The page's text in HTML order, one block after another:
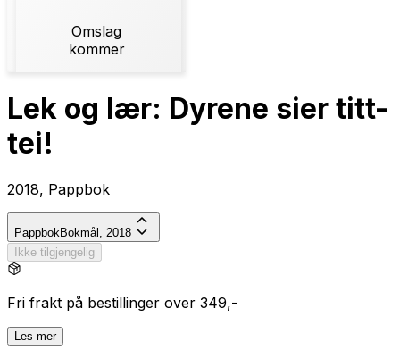
Omslag
kommer
Lek og lær: Dyrene sier titt-
tei!
2018, Pappbok
PappbokBokmål, 2018
Ikke tilgjengelig
Fri frakt på bestillinger over 349,-
Les mer